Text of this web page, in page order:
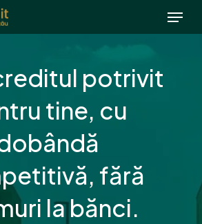
Menu
potrivit
tine, cu
fără
la bănci.